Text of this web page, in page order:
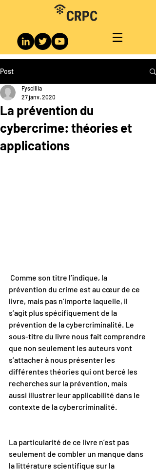
Post
La prévention du
cybercrime: théories et
applications
Fyscillia
27 janv. 2020
prévention du crime est au cœur de ce
livre, mais pas n’importe laquelle, il
s’agit plus spécifiquement de la
prévention de la cybercriminalité. Le
sous-titre du livre nous fait comprendre
que non seulement les auteurs vont
s’attacher à nous présenter les
différentes théories qui ont bercé les
recherches sur la prévention, mais
aussi illustrer leur applicabilité dans le
contexte de la cybercriminalité.
La particularité de ce livre n’est pas
seulement de combler un manque dans
la littérature scientifique sur la